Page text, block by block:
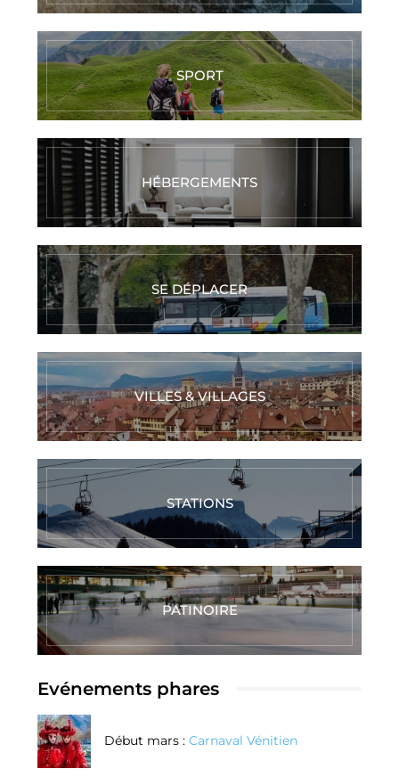
SPORT
HÉBERGEMENTS
SE DÉPLACER
VILLES & VILLAGES
STATIONS
PATINOIRE
Evénements phares
Début mars : Carnaval Vénitien